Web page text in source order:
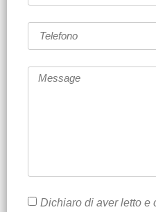
Dichiaro di aver letto e